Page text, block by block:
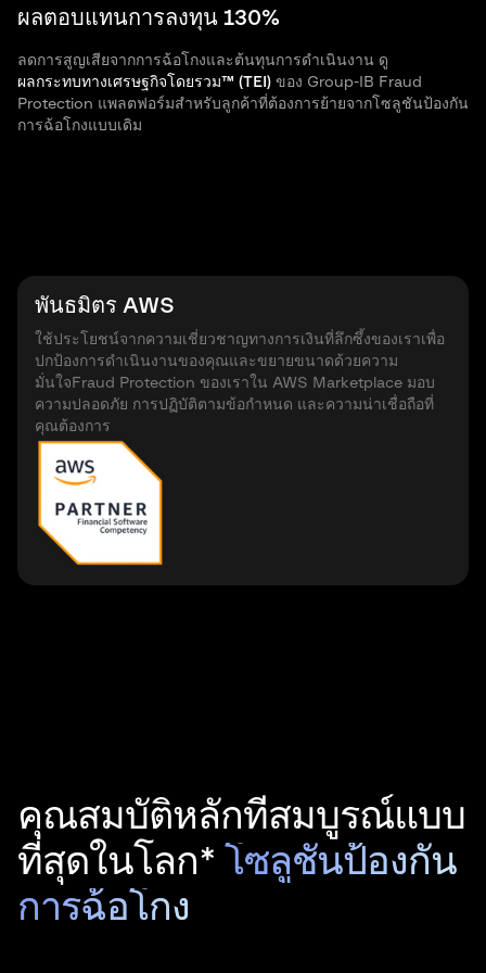
ผลตอบแทนการลงทุน 130%
ลดการสูญเสียจากการฉ้อโกงและต้นทุนการดำเนินงาน ดู
ผลกระทบทางเศรษฐกิจโดยรวม™ (TEI) ของ Group-IB Fraud
Protection แพลตฟอร์มสำหรับลูกค้าที่ต้องการย้ายจากโซลูชันป้องกัน
การฉ้อโกงแบบเดิม
พันธมิตร AWS
ใช้ประโยชน์จากความเชี่ยวชาญทางการเงินที่ลึกซึ้งของเราเพื่อ
ปกป้องการดำเนินงานของคุณและขยายขนาดด้วยความ
มั่นใจFraud Protection ของเราใน AWS Marketplace มอบ
ความปลอดภัย การปฏิบัติตามข้อกำหนด และความน่าเชื่อถือที่
คุณต้องการ
คุณสมบัติหลักที่สมบูรณ์แบบ
ที่สุดในโลก* โซลูชันป้องกัน
การฉ้อโกง